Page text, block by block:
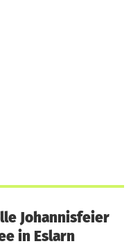
Johannisfeier
in Eslarn